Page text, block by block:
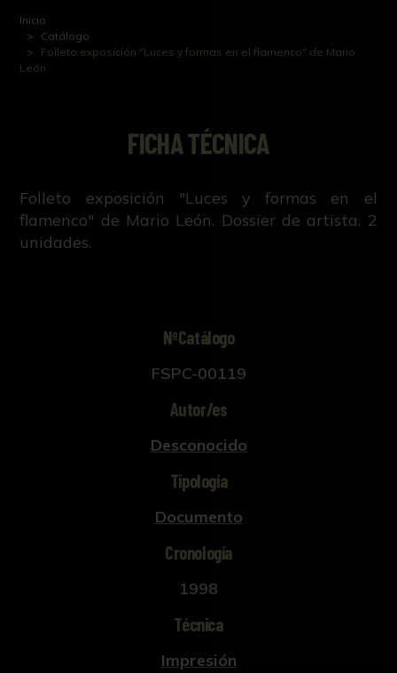
Inicio
Catálogo
Folleto exposición "Luces y formas en el flamenco" de Mario
León
FICHA TÉCNICA
Folleto exposición "Luces y formas en el
flamenco" de Mario León. Dossier de artista. 2
unidades.
NºCatálogo
FSPC-00119
Autor/es
Desconocido
Tipología
Documento
Cronología
1998
Técnica
Impresión